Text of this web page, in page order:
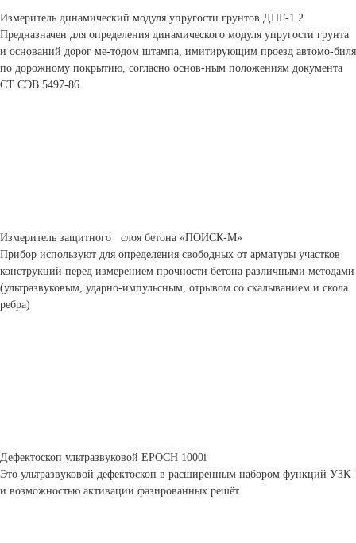
Измеритель динамический модуля упругости грунтов ДПГ-1.2
Предназначен для определения динамического модуля упругости грунта
и оснований дорог ме-тодом штампа, имитирующим проезд автомо-биля
по дорожному покрытию, согласно основ-ным положениям документа
СТ СЭВ 5497-86
Измеритель защитного слоя бетона «ПОИСК-М»
Прибор используют для определения свободных от арматуры участков
конструкций перед измерением прочности бетона различными методами
(ультразвуковым, ударно-импульсным, отрывом со скалыванием и скола
ребра)
Дефектоскоп ультразвуковой ЕРОСН 1000i
Это ультразвуковой дефектоскоп в расширенным набором функций УЗК
и возможностью активации фазированных решёт